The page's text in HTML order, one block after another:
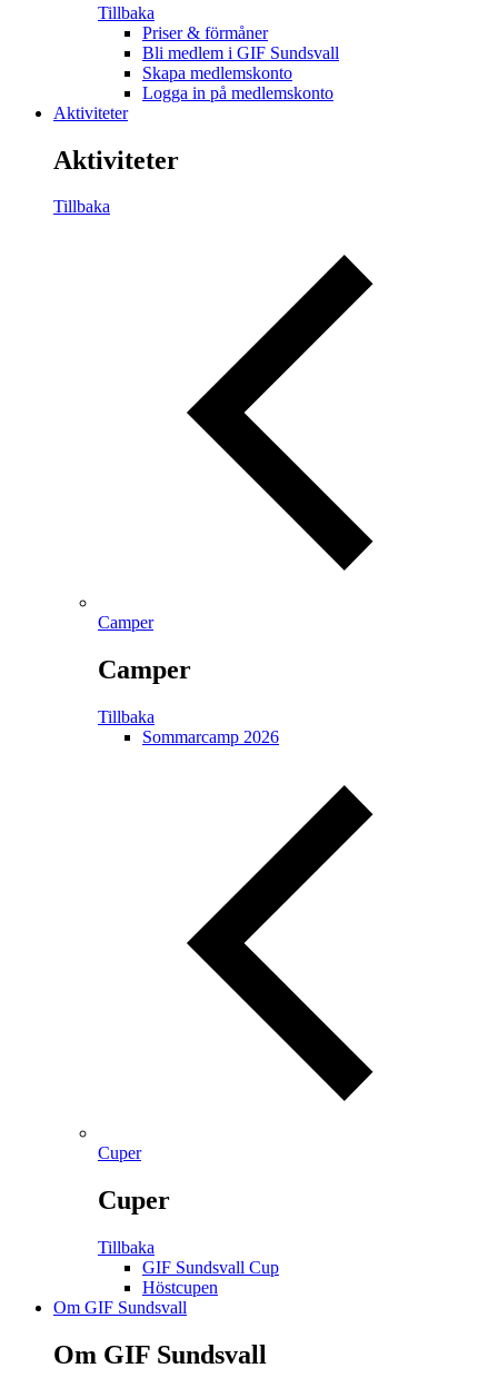
Tillbaka
Priser & förmåner
Bli medlem i GIF Sundsvall
Skapa medlemskonto
Logga in på medlemskonto
Aktiviteter
Aktiviteter
Tillbaka
Camper
Camper
Tillbaka
Sommarcamp 2026
Cuper
Cuper
Tillbaka
GIF Sundsvall Cup
Höstcupen
Om GIF Sundsvall
Om GIF Sundsvall